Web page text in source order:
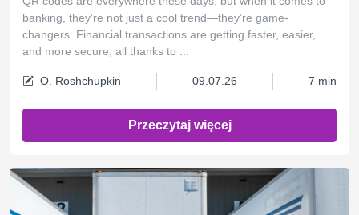
banking, they’re not just a cool trend—they’re game-
changers. Financial transactions are getting faster, easier,
and more secure, all thanks to ...
O. Roshchupkin 09.07.26 7 min
Przeczytaj więcej